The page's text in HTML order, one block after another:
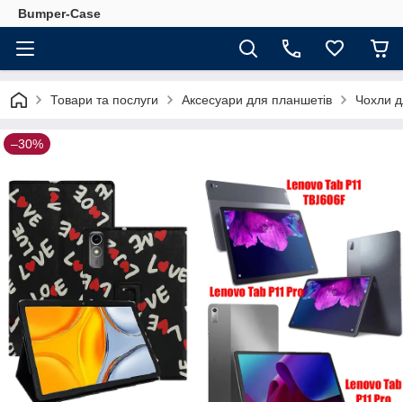
Bumper-Case
Товари та послуги Аксесуари для планшетів Чохли
–30%